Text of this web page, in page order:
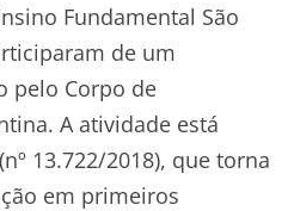
Fundamental São
de um
pelo Corpo de
A atividade está
13.722/2018), que torna
em primeiros